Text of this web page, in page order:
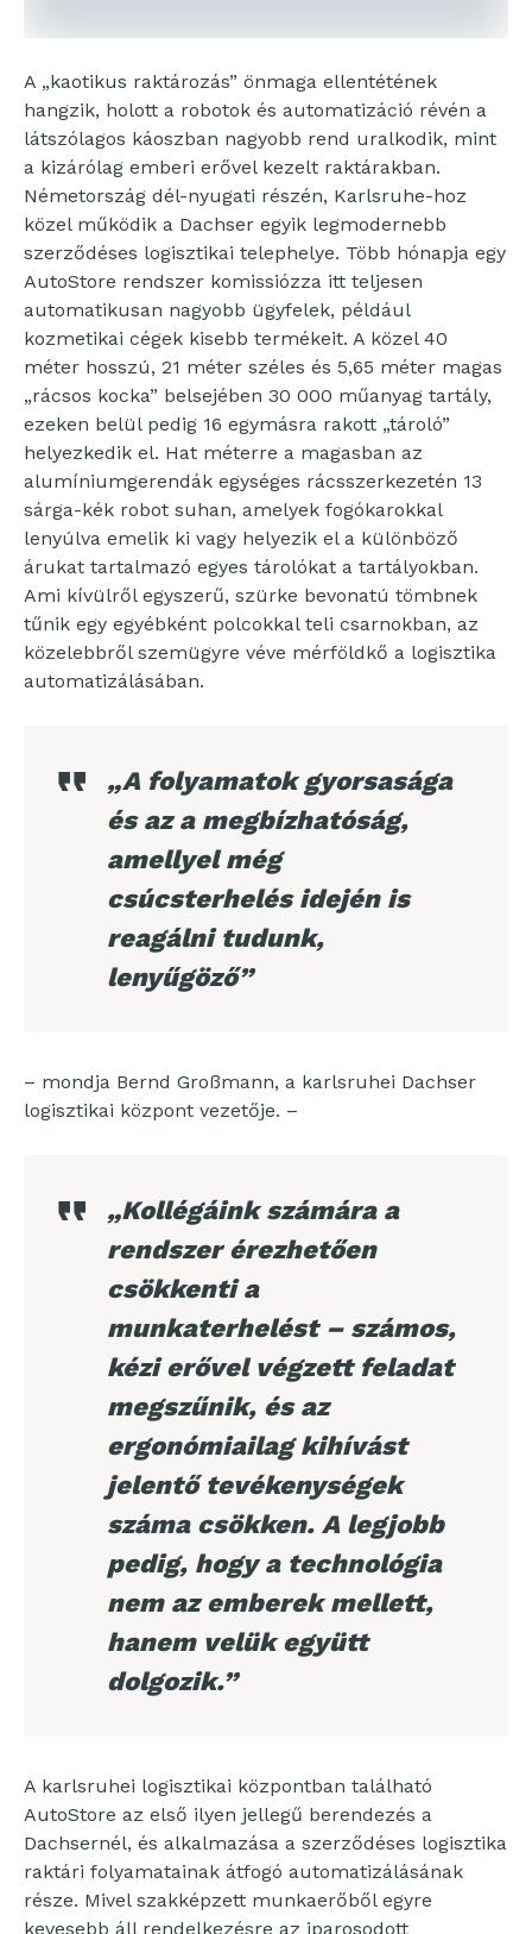
A „kaotikus raktározás” önmaga ellentétének
hangzik, holott a robotok és automatizáció révén a
látszólagos káoszban nagyobb rend uralkodik, mint
a kizárólag emberi erővel kezelt raktárakban.
Németország dél-nyugati részén, Karlsruhe-hoz
közel működik a Dachser egyik legmodernebb
szerződéses logisztikai telephelye. Több hónapja egy
AutoStore rendszer komissiózza itt teljesen
automatikusan nagyobb ügyfelek, például
kozmetikai cégek kisebb termékeit. A közel 40
méter hosszú, 21 méter széles és 5,65 méter magas
„rácsos kocka” belsejében 30 000 műanyag tartály,
ezeken belül pedig 16 egymásra rakott „tároló”
helyezkedik el. Hat méterre a magasban az
alumíniumgerendák egységes rácsszerkezetén 13
sárga-kék robot suhan, amelyek fogókarokkal
lenyúlva emelik ki vagy helyezik el a különböző
árukat tartalmazó egyes tárolókat a tartályokban.
Ami kívülről egyszerű, szürke bevonatú tömbnek
tűnik egy egyébként polcokkal teli csarnokban, az
közelebbről szemügyre véve mérföldkő a logisztika
automatizálásában.
„A folyamatok gyorsasága
és az a megbízhatóság,
amellyel még
csúcsterhelés idején is
reagálni tudunk,
lenyűgöző”
– mondja Bernd Großmann, a karlsruhei Dachser
logisztikai központ vezetője. –
„Kollégáink számára a
rendszer érezhetően
csökkenti a
munkaterhelést – számos,
kézi erővel végzett feladat
megszűnik, és az
ergonómiailag kihívást
jelentő tevékenységek
száma csökken. A legjobb
pedig, hogy a technológia
nem az emberek mellett,
hanem velük együtt
dolgozik.”
A karlsruhei logisztikai központban található
AutoStore az első ilyen jellegű berendezés a
Dachsernél, és alkalmazása a szerződéses logisztika
raktári folyamatainak átfogó automatizálásának
része. Mivel szakképzett munkaerőből egyre
kevesebb áll rendelkezésre az iparosodott